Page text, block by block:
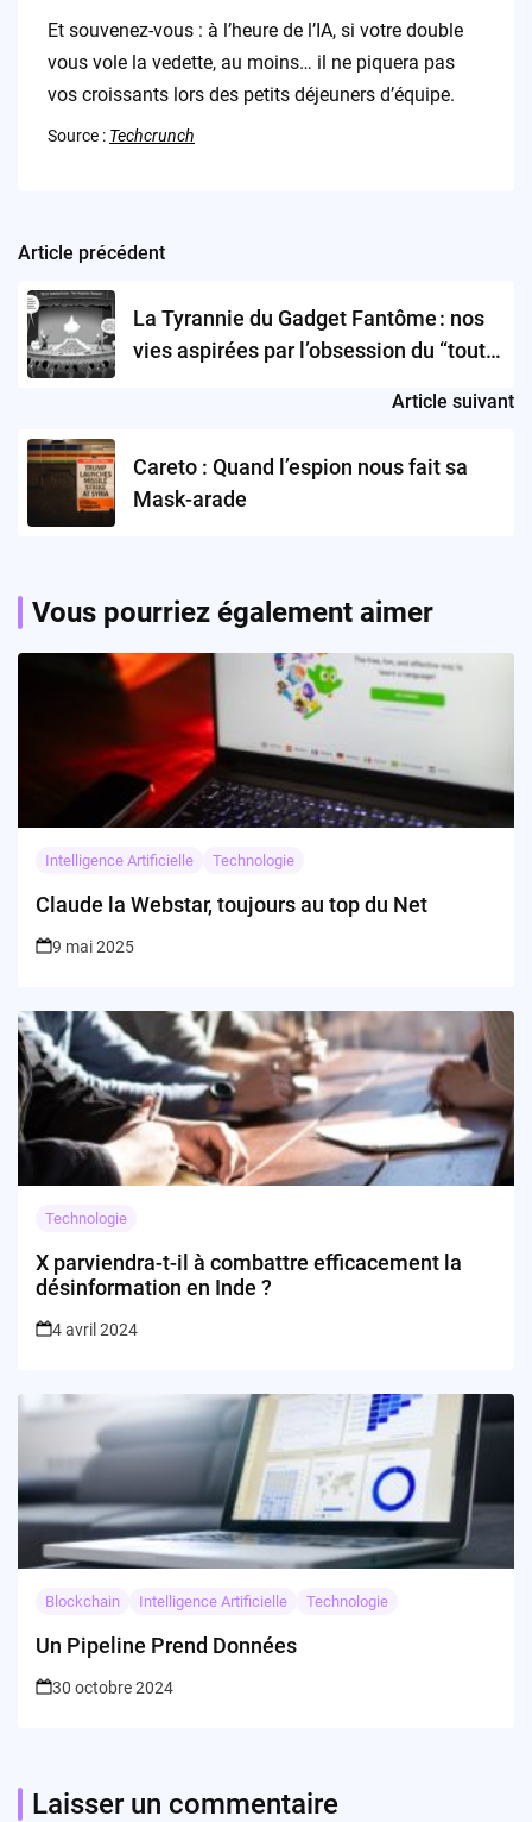
Et souvenez-vous : à l’heure de l’IA, si votre double
vous vole la vedette, au moins… il ne piquera pas
vos croissants lors des petits déjeuners d’équipe.
Source : Techcrunch
Post
navigation
Article précédent
La Tyrannie du Gadget Fantôme : nos
vies aspirées par l’obsession du “tout
Article suivant
Careto : Quand l’espion nous fait sa
Mask-arade
Vous pourriez également aimer
Intelligence Artificielle Technologie
Claude la Webstar, toujours au top du Net
9 mai 2025
Technologie
X parviendra-t-il à combattre efficacement la
désinformation en Inde ?
4 avril 2024
Blockchain Intelligence Artificielle Technologie
Un Pipeline Prend Données
30 octobre 2024
Laisser un commentaire